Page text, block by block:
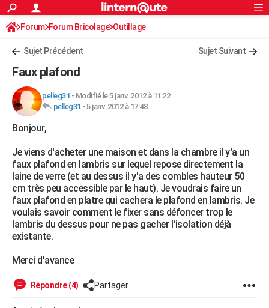
ACTUALITÉS
Politique
Société
Faits Divers
Education
Monde
Villes
+
FINANCE
Retraite
Impôts
Epargne
Immobilier
Risques naturels par ville
Banque
Assurance
Crédit
AUTO
Essais
Réserver un essai
Citadines
Berlines
SUV
Forum auto
+HIGH-TECH
Mobiles
Meilleur smartphone
Internet
Ordinateurs
Jeux vidéo
Guide high-tech
+BRICOLAGE
Forum
Aménagement intérieur
Extérieur
Cuisine
Salle de bains
Jardinage
Rangement
WEEK-END
Guides de France
Escapades
Patrimoine
Expositions
Musées
Week-end nature
LIFESTYLE
Art de vivre
Bien-être
Loisirs
Mode
Modes de vie
SANTE
Alimentation
Guide de la santé
Maladies
Médicaments
Sommeil
VOYAGE
Destinations
City break
Voyage nature
Voyage de noces
Forum
Climat
PHOTO
S'inscrire
Connexion
Forum Forum Bricolage Outillage
Sujet Précédent Sujet Suivant
Faux plafond
pelleg31 - Modifié le 5 janv. 2012 à 11:22
pelleg31 - 5 janv. 2012 à 17:48
Bonjour,
Je viens d'acheter une maison et dans la chambre il y'a un
faux plafond en lambris sur lequel repose directement la
laine de verre (et au dessus il y'a des combles hauteur 50
cm très peu accessible par le haut). Je voudrais faire un
faux plafond en platre qui cachera le plafond en lambris. Je
voulais savoir comment le fixer sans défoncer trop le
lambris du dessus pour ne pas gacher l'isolation déjà
existante.
Merci d'avance
Répondre (4) Partager